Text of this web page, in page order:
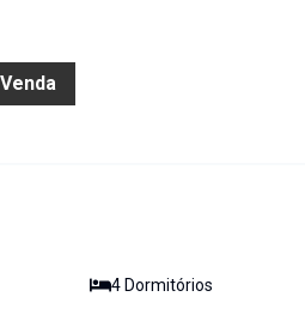
Venda
4 Dormitórios